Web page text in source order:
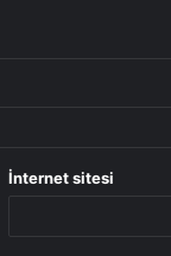
İnternet sitesi